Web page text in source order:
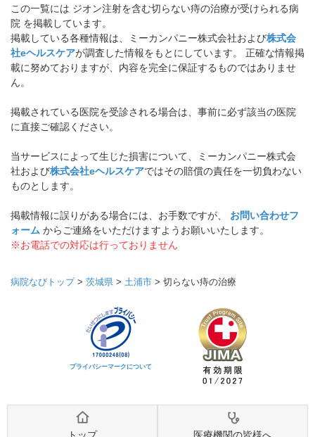
この一覧には ジオン注射を含む切らない痔の治療が受けられる病
院 を掲載しています。
掲載している各種情報は、ミーカンパニー株式会社および株式会
社eヘルスケアが調査した情報をもとにしています。 正確な情報掲
載に努めておりますが、内容を完全に保証するものではありませ
ん。
掲載されている医院を受診される場合は、事前に必ず該当の医院
に直接ご確認ください。
当サービスによって生じた損害について、ミーカンパニー株式会
社および株式会社eヘルスケアではその賠償の責任を一切負わない
ものとします。
掲載情報に誤りがある場合には、お手数ですが、 お問い合わせフ
ォーム からご連絡をいただけますようお願いいたします。
※お電話での対応は行っておりません
病院なびトップ> 茨城県 > 土浦市 > 切らない痔の治療
プライバシーマークについて